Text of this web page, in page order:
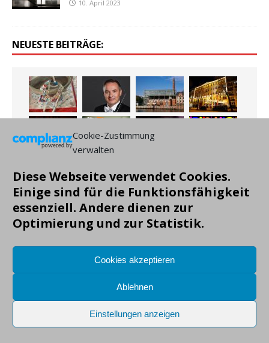
Cookie-Zustimmung
verwalten
Diese Webseite verwendet Cookies.
Einige sind für die Funktionsfähigkeit
essenziell. Andere dienen zur
Optimierung und zur Statistik.
Cookies akzeptieren
Ablehnen
Einstellungen anzeigen
10. April 2023
NEUESTE BEITRÄGE:
Copyright: Markus Gruendig, alle Angaben ohne Gewähr!